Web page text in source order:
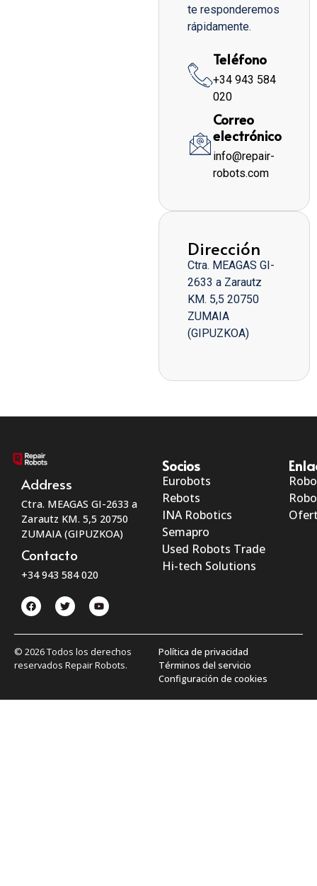
te responderemos
rápidamente.
Teléfono
+34 943 584
020
Correo
electrónico
info@repair-
robots.com
Dirección
Ctra. MEAGAS GI-
2633 a Zarautz
KM. 5,5 20750
ZUMAIA
(GIPUZKOA)
Address
Ctra. MEAGAS GI-2633 a
Zarautz KM. 5,5 20750
ZUMAIA (GIPUZKOA)
Contacto
+34 943 584 020
Socios
Eurobots
Rebots
INA Robotics
Semapro
Used Robots Trade
Hi-tech Solutions
© 2026 Todos los derechos
reservados Repair Robots.
Política de privacidad
Términos del servicio
Configuración de cookies